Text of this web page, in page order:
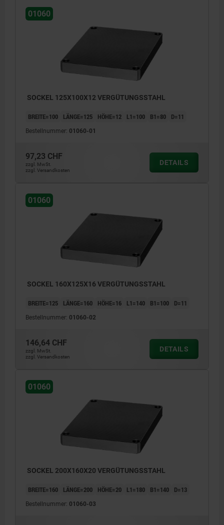
01060
SOCKEL 125X100X12 VERGÜTUNGSSTAHL
BREITE=100 LÄNGE=125 HÖHE=12 L1=100 B1=80 D=11
Bestellnummer: 01060-01
97,23 CHF
zzgl. MwSt.
zzgl. Versandkosten
DETAILS
01060
SOCKEL 160X125X16 VERGÜTUNGSSTAHL
BREITE=125 LÄNGE=160 HÖHE=16 L1=140 B1=100 D=11
Bestellnummer: 01060-02
146,64 CHF
zzgl. MwSt.
zzgl. Versandkosten
DETAILS
01060
SOCKEL 200X160X20 VERGÜTUNGSSTAHL
BREITE=160 LÄNGE=200 HÖHE=20 L1=180 B1=140 D=13
Bestellnummer: 01060-03